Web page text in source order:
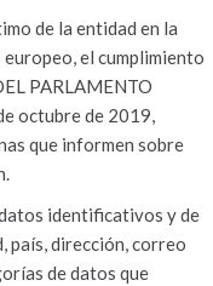
de la entidad en la
el cumplimiento
PARLAMENTO
octubre de 2019,
que informen sobre
identificativos y de
país, dirección, correo
de datos que